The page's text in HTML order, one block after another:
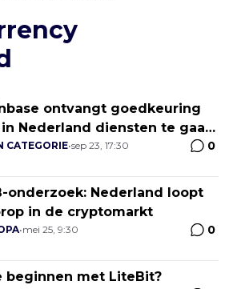
ontvangt goedkeuring
Nederland diensten te gaan
CATEGORIE•sep 23, 17:30 0
onderzoek: Nederland loopt
in de cryptomarkt
•mei 25, 9:30 0
beginnen met LiteBit?